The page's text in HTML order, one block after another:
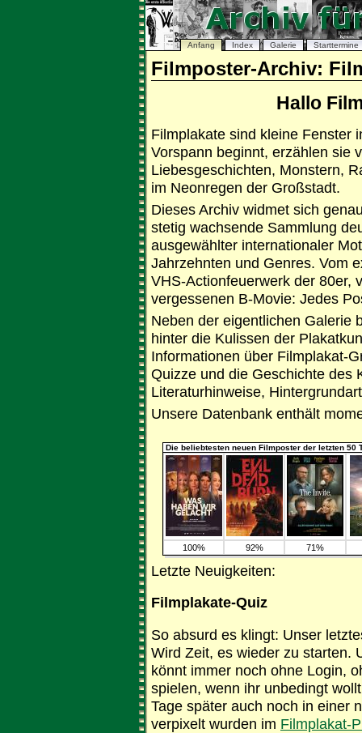
Anfang Index Galerie Starttermine
Filmposter-Archiv:
Hallo
Filmplakate sind kleine Fenster
Vorspann beginnt, erzählen sie
Liebesgeschichten, Monstern,
im Neonregen der Großstadt.
Dieses Archiv widmet sich
stetig wachsende Sammlung
ausgewählter internationaler
Jahrzehnten und Genres. Vom
VHS-Actionfeuerwerk der 80er,
vergessenen B-Movie: Jedes
Neben der eigentlichen Galerie
hinter die Kulissen der
Informationen über Filmplakat-
Quizze und die Geschichte des
Literaturhinweise,
Unsere Datenbank enthält
Die beliebtesten neuen Filmposter der letzten 50
100% 92% 71%
Letzte Neuigkeiten:
Filmplakate-Quiz
So absurd es klingt: Unser
Wird Zeit, es wieder zu starten.
könnt immer noch ohne Login,
spielen, wenn ihr unbedingt
Tage später auch noch in einer
verpixelt wurden im Filmplakat-